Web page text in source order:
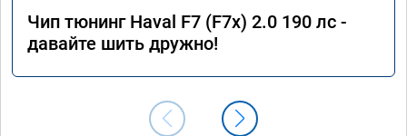
Чип тюнинг Haval F7 (F7x) 2.0 190 лс -
давайте шить дружно!